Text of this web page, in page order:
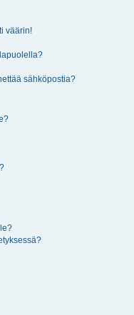
väärin!
sähköpostia?